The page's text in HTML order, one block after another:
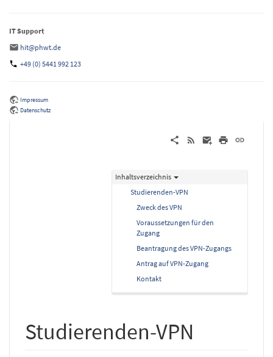
IT Support
hit@phwt.de
+49 (0) 5441 992 123
Impressum
Datenschutz
Inhaltsverzeichnis
Studierenden-VPN
Zweck des VPN
Voraussetzungen für den
Zugang
Beantragung des VPN-Zugangs
Antrag auf VPN-Zugang
Kontakt
Studierenden-VPN